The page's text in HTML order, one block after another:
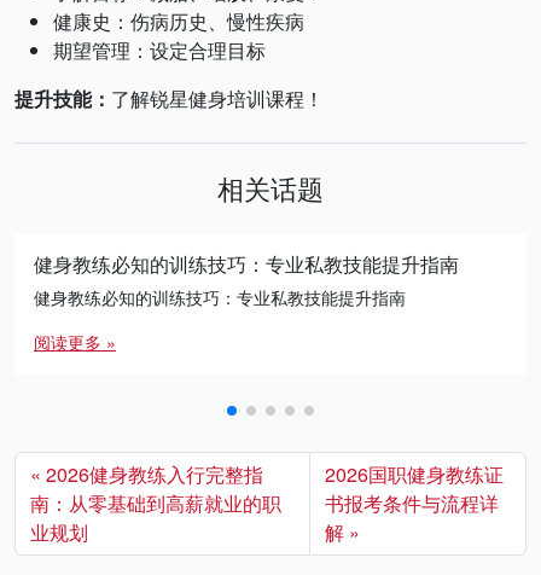
健康史：伤病历史、慢性疾病
期望管理：设定合理目标
提升技能： 了解锐星健身培训课程！
相关话题
健身教练必知的训练技巧：专业私教技能提升指南
健身教练必知的训练技巧：专业私教技能提升指南
阅读更多 »
2026健身教练入行完整指
南：从零基础到高薪就业的职
业规划
2026国职健身教练证
书报考条件与流程详
解